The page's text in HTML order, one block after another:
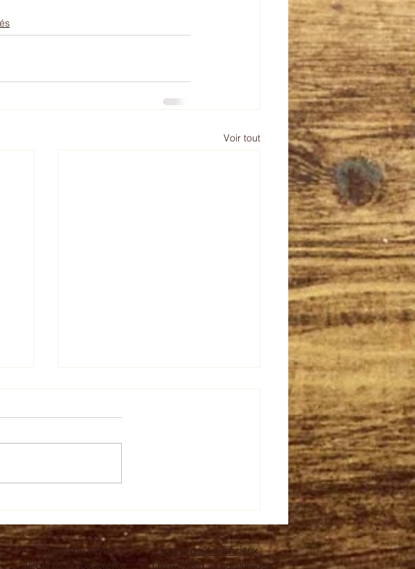
Voir tout
#mandarine
Cuisine de l'éveil
Alimentation cohérente
Livre le goût silencieux
Livre Shojin, la cuisine des